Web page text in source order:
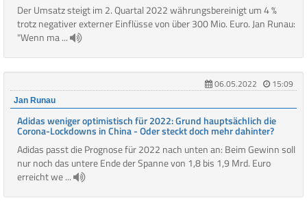
Der Umsatz steigt im 2. Quartal 2022 währungsbereinigt um 4 %
trotz negativer externer Einflüsse von über 300 Mio. Euro. Jan Runau:
"Wenn ma ...
06.05.2022 15:09
Jan Runau
Adidas weniger optimistisch für 2022: Grund hauptsächlich die
Corona-Lockdowns in China - Oder steckt doch mehr dahinter?
Adidas passt die Prognose für 2022 nach unten an: Beim Gewinn soll
nur noch das untere Ende der Spanne von 1,8 bis 1,9 Mrd. Euro
erreicht we ...